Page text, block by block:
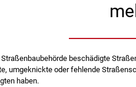
Straßenbaubehörde beschädigte
umgeknickte oder fehlende
haben.